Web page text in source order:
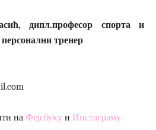
дипл.професор спорта и
тренер
на Фејсбуку и Инстаграму.